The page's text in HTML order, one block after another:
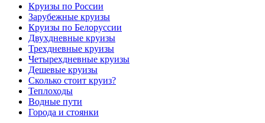
Круизы по России
Зарубежные круизы
Круизы по Белоруссии
Двухдневные круизы
Трехдневные круизы
Четырехдневные круизы
Дешевые круизы
Сколько стоит круиз?
Теплоходы
Водные пути
Города и стоянки